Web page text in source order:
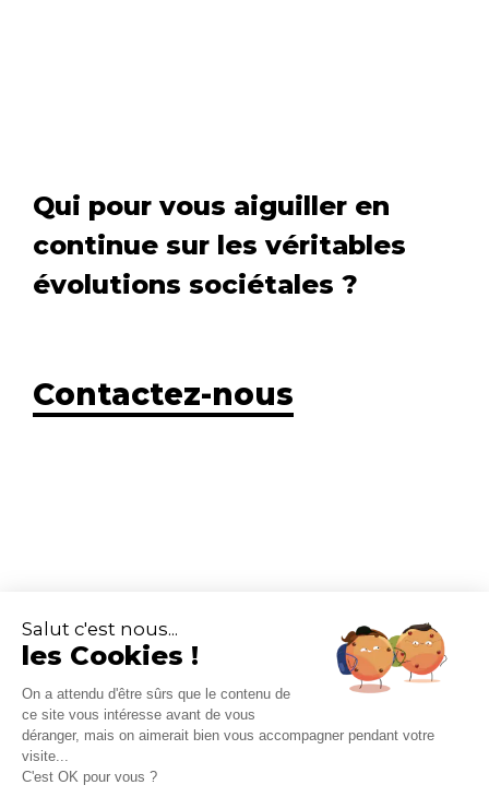
Qui pour vous aiguiller en
continue sur les véritables
évolutions sociétales ?
Contactez-nous
Le Monde Change
75002 Paris
01 83 95 44 64
Salut c'est nous...
les Cookies !
On a attendu d'être sûrs que le contenu de
ce site vous intéresse avant de vous
déranger, mais on aimerait bien vous accompagner pendant votre
visite...
C'est OK pour vous ?